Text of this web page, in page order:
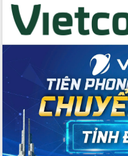
Xã Ea Phê gắn cải cách hành chính với
chuyển đổi số
Hồ Thị Nguyên Thảo làm việc tại Trung
tâm Phục vụ hành chính công xã Ea
Phê
Xây dựng nền hành chính số đồng
hành cùng nông dân dân, doanh nghiệp
Giai đoạn 2026-2030, Đắk Lắk phấn
đấu có 77% xã đạt chuẩn nông thôn
mới